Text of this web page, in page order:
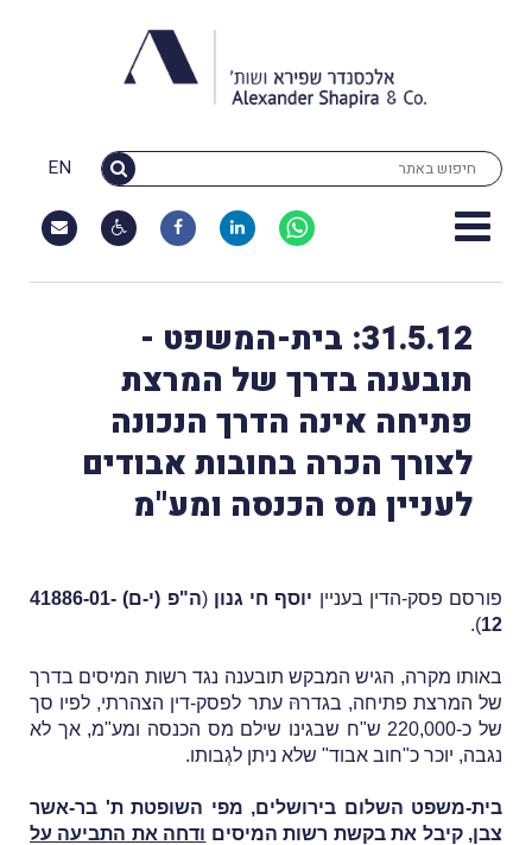
EN
31.5.12: בית-המשפט -
תובענה בדרך של המרצת
פתיחה אינה הדרך הנכונה
לצורך הכרה בחובות אבודים
לעניין מס הכנסה ומע''מ
פורסם פסק-הדין בעניין יוסף חי גנון (
ה"פ (י-ם) 41886-01-
12
).
באותו מקרה, הגיש המבקש תובענה נגד רשות המיסים בדרך
של המרצת פתיחה, בגדרהּ עתר לפסק-דין הצהרתי, לפיו סך
של כ-220,000 ש"ח שבגינו שילם מס הכנסה ומע"מ, אך לא
נגבה, יוכר כ"חוב אבוד" שלא ניתן לגְבותו.
בית-משפט השלום בירושלים, מפי השופטת ת' בר-אשר
צבן, קיבל את בקשת רשות המיסים ודחה את התביעה על